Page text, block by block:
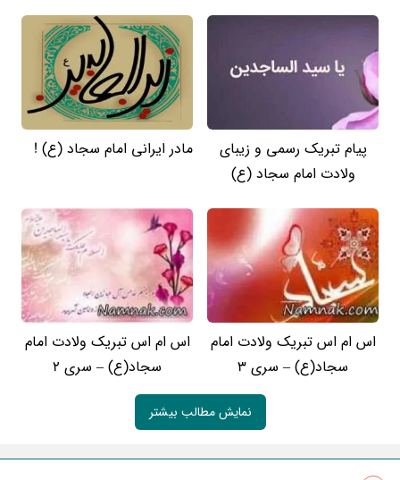
پیام تبریک رسمی و زیبای
ولادت امام سجاد (ع)
مادر ایرانی امام سجاد (ع) !
اس ام اس تبریک ولادت امام
سجاد(ع) – سری 3
اس ام اس تبریک ولادت امام
سجاد(ع) – سری 2
نمایش مطالب بیشتر